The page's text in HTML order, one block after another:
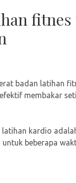
fitnes
badan latihan
membakar
kardio
beberapa